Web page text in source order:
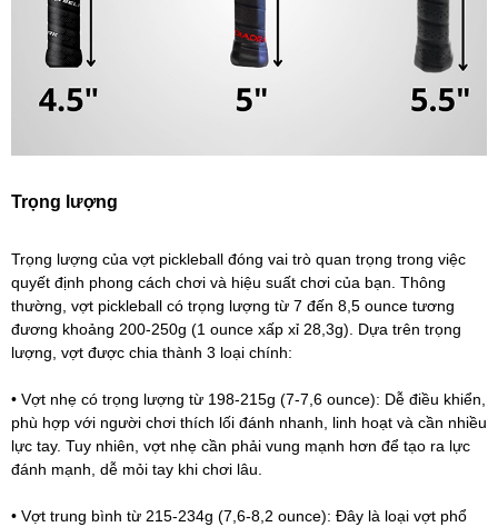
Trọng lượng
Trọng lượng của vợt pickleball đóng vai trò quan trọng trong việc
quyết định phong cách chơi và hiệu suất chơi của bạn. Thông
thường, vợt pickleball có trọng lượng từ 7 đến 8,5 ounce tương
đương khoảng 200-250g (1 ounce xấp xỉ 28,3g). Dựa trên trọng
lượng, vợt được chia thành 3 loại chính:
• Vợt nhẹ có trọng lượng từ 198-215g (7-7,6 ounce): Dễ điều khiển,
phù hợp với người chơi thích lối đánh nhanh, linh hoạt và cần nhiều
lực tay. Tuy nhiên, vợt nhẹ cần phải vung mạnh hơn để tạo ra lực
đánh mạnh, dễ mỏi tay khi chơi lâu.
• Vợt trung bình từ 215-234g (7,6-8,2 ounce): Đây là loại vợt phổ